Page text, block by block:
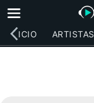
INICIO ARTISTAS